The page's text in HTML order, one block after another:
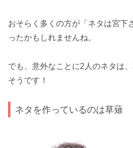
おそらく多くの方が「ネタは宮下
ったかもしれませんね。
でも、意外なことに2人のネタは
そうです！
ネタを作っているのは草薙